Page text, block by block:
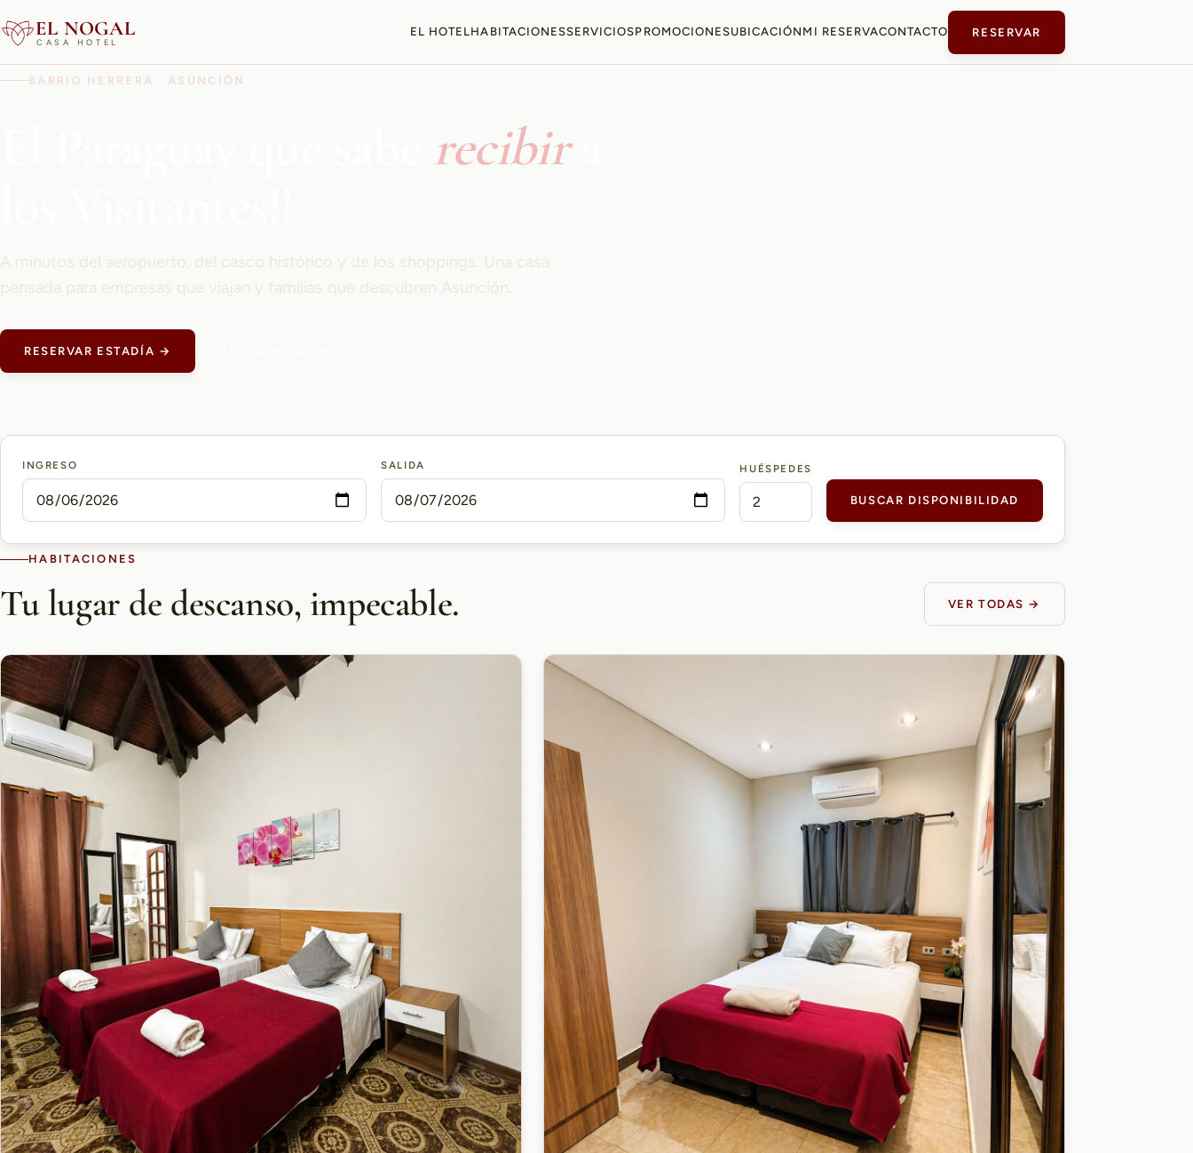
EL NOGAL
CASA HOTEL
EL HOTELHABITACIONESSERVICIOSPROMOCIONESUBICACIÓN MI RESERVACONTACTO RESERVAR
BARRIO HERRERA · ASUNCIÓN
recibira
A minutos del aeropuerto, del casco histórico y de los shoppings. Una casa
pensada para empresas que viajan y familias que descubren Asunción.
RESERVAR ESTADÍA →
15 min
AEROPUERTO PETTIROSSI
10 min 5 min
SHOPPING DEL SOL
INGRESO SALIDA HUÉSPEDES
BUSCAR DISPONIBILIDAD
HABITACIONES
Tu lugar de descanso, impecable. VER TODAS →